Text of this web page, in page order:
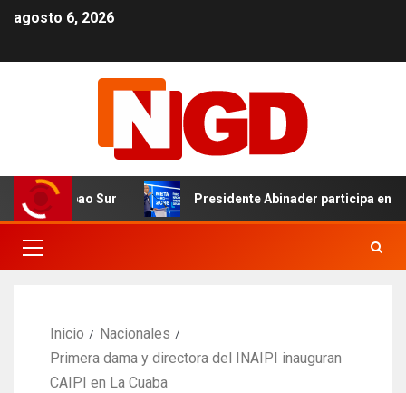
agosto 6, 2026
Cibao Sur Presidente Abinader participa en
Inicio
Nacionales
Primera dama y directora del INAIPI inauguran
CAIPI en La Cuaba